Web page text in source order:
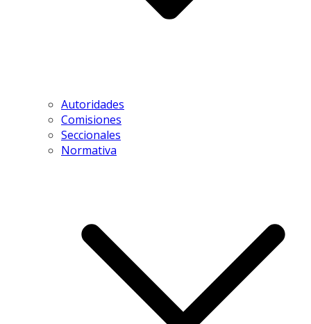
Autoridades
Comisiones
Seccionales
Normativa